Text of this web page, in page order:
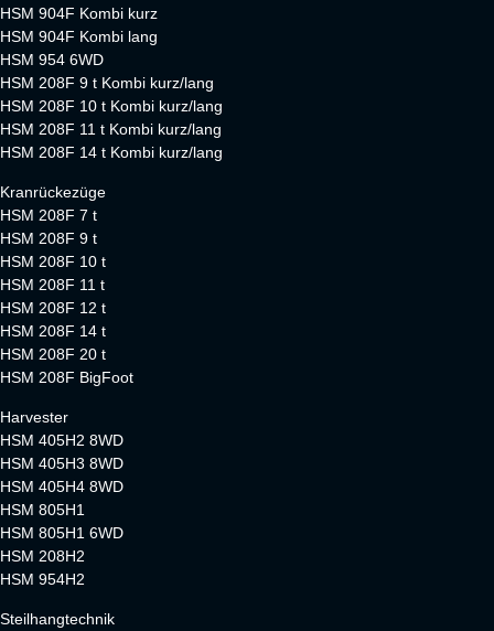
HSM 904F Kombi kurz
HSM 904F Kombi lang
HSM 954 6WD
HSM 208F 9 t Kombi kurz/lang
HSM 208F 10 t Kombi kurz/lang
HSM 208F 11 t Kombi kurz/lang
HSM 208F 14 t Kombi kurz/lang
Kranrückezüge
HSM 208F 7 t
HSM 208F 9 t
HSM 208F 10 t
HSM 208F 11 t
HSM 208F 12 t
HSM 208F 14 t
HSM 208F 20 t
HSM 208F BigFoot
Harvester
HSM 405H2 8WD
HSM 405H3 8WD
HSM 405H4 8WD
HSM 805H1
HSM 805H1 6WD
HSM 208H2
HSM 954H2
Steilhangtechnik